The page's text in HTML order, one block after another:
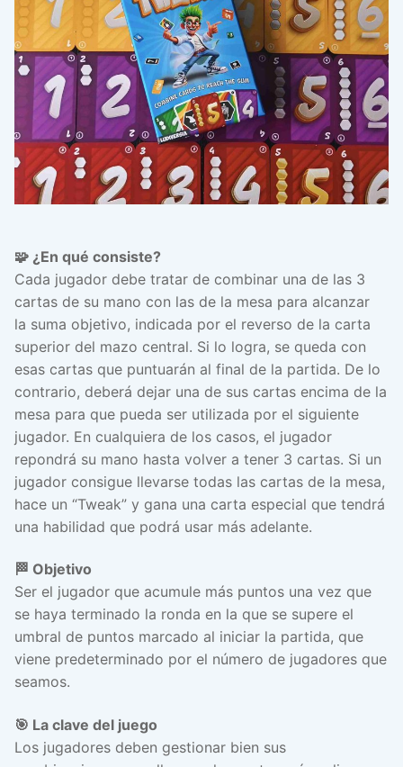
🧩 ¿En qué consiste?
Cada jugador debe tratar de combinar una de las 3
cartas de su mano con las de la mesa para alcanzar
la suma objetivo, indicada por el reverso de la carta
superior del mazo central. Si lo logra, se queda con
esas cartas que puntuarán al final de la partida. De lo
contrario, deberá dejar una de sus cartas encima de la
mesa para que pueda ser utilizada por el siguiente
jugador. En cualquiera de los casos, el jugador
repondrá su mano hasta volver a tener 3 cartas. Si un
jugador consigue llevarse todas las cartas de la mesa,
hace un “Tweak” y gana una carta especial que tendrá
una habilidad que podrá usar más adelante.
🏁 Objetivo
Ser el jugador que acumule más puntos una vez que
se haya terminado la ronda en la que se supere el
umbral de puntos marcado al iniciar la partida, que
viene predeterminado por el número de jugadores que
seamos.
🎯 La clave del juego
Los jugadores deben gestionar bien sus